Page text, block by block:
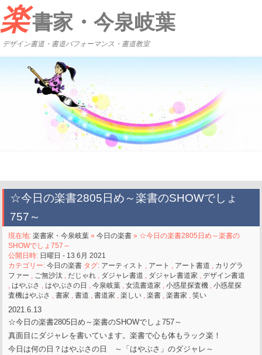
楽書家・今泉岐葉
デザイン書道・書道パフォーマンス・書道教室
☆今日の楽書2805日め～楽書のSHOWでしょ
757～
現在地:楽書家・今泉岐葉 »今日の楽書 » ☆今日の楽書2805日め～楽書の
SHOWでしょ757～
公開日時: 日曜日 - 13 6月 2021
カテゴリー:今日の楽書 タグ: アーティスト アート アート書道
カリグラ
ファー
ご無沙汰 だじゃれ ダジャレ書道 ダジャレ書道家 ,デザイン書道
,はやぶさ ,はやぶさの日 ,今泉岐葉 ,女流書道家 ,小惑星探査機 ,小惑星探
査機はやぶさ
,書家 ,書道 ,書道家 ,楽しい ,楽書 ,楽書家 ,笑い
2021.6.13
☆今日の楽書2805日め～楽書のSHOWでしょ757～
真面目にダジャレを書いています。楽書で心も体もラック楽！
今日は何の日？はやぶさの日 ～「はやぶさ」のダジャレ～